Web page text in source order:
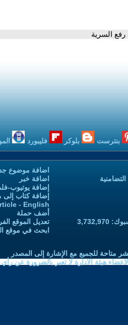
السرية
بنترست بلوكر فليبورد
اضافة موضوع
اضافة خبر
إضافة يوتيوب-
إضافة كتاب إلى
- English
أضف حملة
تعديل الموقع
ابحث في موقع
متاحة للجميع مع الإشارة إلى المصدر
هيئة الادارة لا تعبر بالضرورة عن رأي